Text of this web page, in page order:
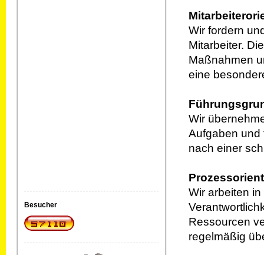
Besucher
Wir fordern
Mitarbeiter.
Maßnahmen
eine
Wir
Aufgaben und
nach einer
Wir arbeiten
Ressourcen
regelmäßig